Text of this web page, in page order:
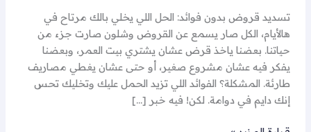
تسديد قروض بدون فوائد: الحل اللي يخلي بالك مرتاح في
هالأيام، الكل صار يسمع عن القروض وشلون صارت جزء من
حياتنا. بعضنا ياخذ قرض عشان يشتري بيت العمر، وبعضنا
يفكر فيه عشان مشروع صغير، أو حتى عشان يغطي مصاريف
طارئة. المشكلة؟ الفوائد اللي تزيد الحمل عليك وتخليك تحس
إنك دايم في دوامة. لكن! فيه خبر […]